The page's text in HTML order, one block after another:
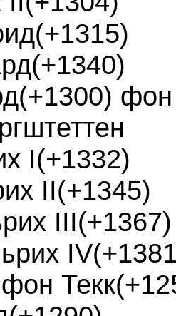
фон
I(+1332)
II(+1345)
III(+1367)